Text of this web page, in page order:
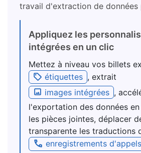
travail d'extraction de données
Appliquez les
intégrées en un clic
Mettez à niveau vos billets
étiquettes , extrait
images intégrées ,
l'exportation des données
les pièces jointes, déplacer
transparente les traductions
enregistrements d'appels